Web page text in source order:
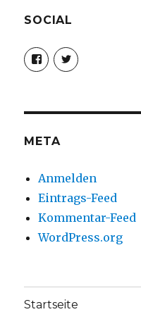
SOCIAL
Profil
von
christoph.fleischer1
anzeigen
Profil
von
anzeigen
META
Anmelden
Eintrags-Feed
Kommentar-Feed
WordPress.org
Startseite